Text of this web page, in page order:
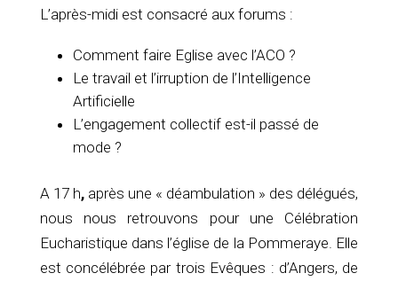
L’après-midi est consacré aux forums :
Comment faire Eglise avec l’ACO ?
Le travail et l’irruption de l’Intelligence
Artificielle
L’engagement collectif est-il passé de
mode ?
A 17 h, après une « déambulation » des délégués,
nous nous retrouvons pour une Célébration
Eucharistique dans l’église de la Pommeraye. Elle
est concélébrée par trois Evêques : d’Angers, de